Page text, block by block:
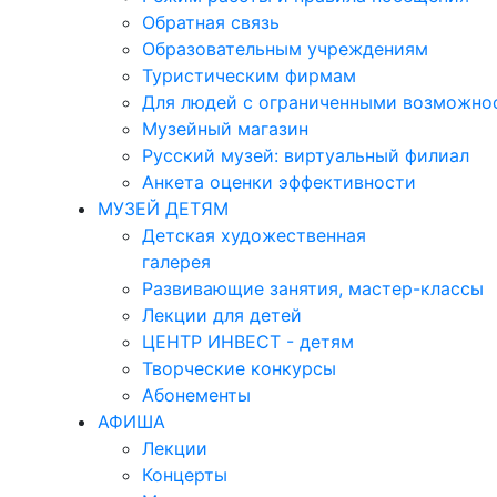
Обратная связь
Образовательным учреждениям
Туристическим фирмам
Для людей с ограниченными
Музейный магазин
Русский музей: виртуальный филиал
Анкета оценки эффективности
МУЗЕЙ ДЕТЯМ
Детская художественная
галерея
Развивающие занятия, мастер-классы
Лекции для детей
ЦЕНТР ИНВЕСТ - детям
Творческие конкурсы
Абонементы
АФИША
Лекции
Концерты